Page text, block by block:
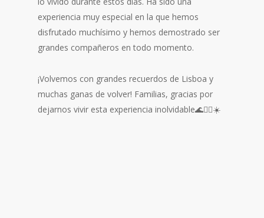
experiencia muy especial en la que hemos
disfrutado muchísimo y hemos demostrado ser
grandes compañeros en todo momento.
¡Volvemos con grandes recuerdos de Lisboa y
muchas ganas de volver! Familias, gracias por
dejarnos vivir esta experiencia inolvidable🌊🏄‍♂️☀️